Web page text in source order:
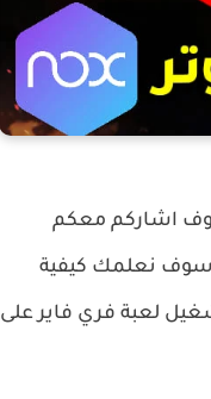
سوف اشاركم معكم
سوف نعلمك كيفية
لعبة فري فاير على